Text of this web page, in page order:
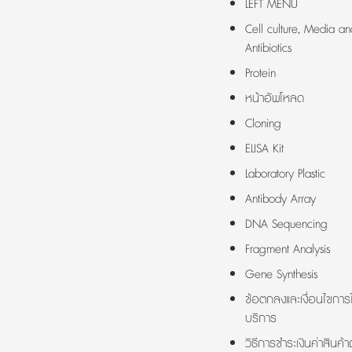
LEFT MENU
Cell culture, Media
Antibiotics
Protein
หน้าอัพโหลด
Cloning
ELISA Kit
Laboratory Plastic
Antibody Array
DNA Sequencing
Fragment Analysis
Gene Synthesis
ข้อตกลงและเงื่อนไขการ
บริการ
วิธีการชำระเงินค่าสินค้